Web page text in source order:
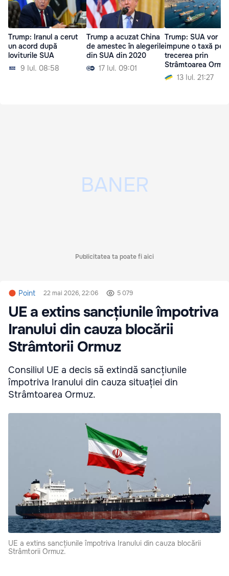
Trump: Iranul a cerut
un acord după
loviturile SUA
9 Iul. 08:58
Trump a acuzat China
de amestec în alegerile
din SUA din 2020
17 Iul. 09:01
Trump: SUA vor
impune o taxă
trecerea prin
Strâmtoarea
13 Iul. 21:27
Publicitatea ta poate fi aici
Point 22 mai 2026, 22:06 5 079
UE a extins sancțiunile împotriva
Iranului din cauza blocării
Strâmtorii Ormuz
Consiliul UE a decis să extindă sancțiunile
împotriva Iranului din cauza situației din
Strâmtoarea Ormuz.
UE a extins sancțiunile împotriva Iranului din cauza blocării
Strâmtorii Ormuz.